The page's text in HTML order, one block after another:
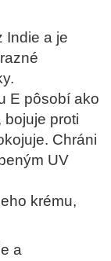
Indie a je
E pôsobí ako
proti
Chráni
UV
krému,
a